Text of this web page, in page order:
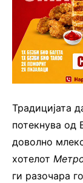
Традицијата
потекнува од
доволно
хотелот
ги разочара